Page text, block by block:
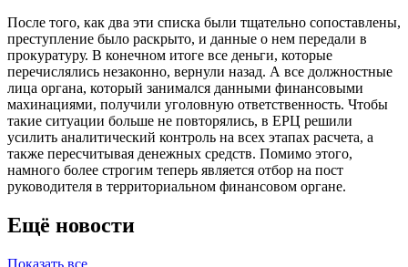
После того, как два эти списка были тщательно сопоставлены,
преступление было раскрыто, и данные о нем передали в
прокуратуру. В конечном итоге все деньги, которые
перечислялись незаконно, вернули назад. А все должностные
лица органа, который занимался данными финансовыми
махинациями, получили уголовную ответственность. Чтобы
такие ситуации больше не повторялись, в ЕРЦ решили
усилить аналитический контроль на всех этапах расчета, а
также пересчитывая денежных средств. Помимо этого,
намного более строгим теперь является отбор на пост
руководителя в территориальном финансовом органе.
Ещё новости
Показать все